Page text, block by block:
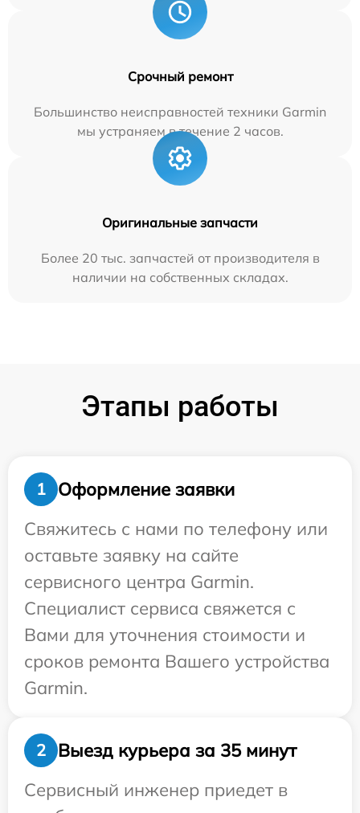
Срочный ремонт
Большинство неисправностей техники Garmin
мы устраняем в течение 2 часов.
Оригинальные запчасти
Более 20 тыс. запчастей от производителя в
наличии на собственных складах.
Этапы работы
1
Оформление заявки
Свяжитесь с нами по телефону или
оставьте заявку на сайте
сервисного центра Garmin.
Специалист сервиса свяжется с
Вами для уточнения стоимости и
сроков ремонта Вашего устройства
Garmin.
2
Выезд курьера за 35 минут
Сервисный инженер приедет в